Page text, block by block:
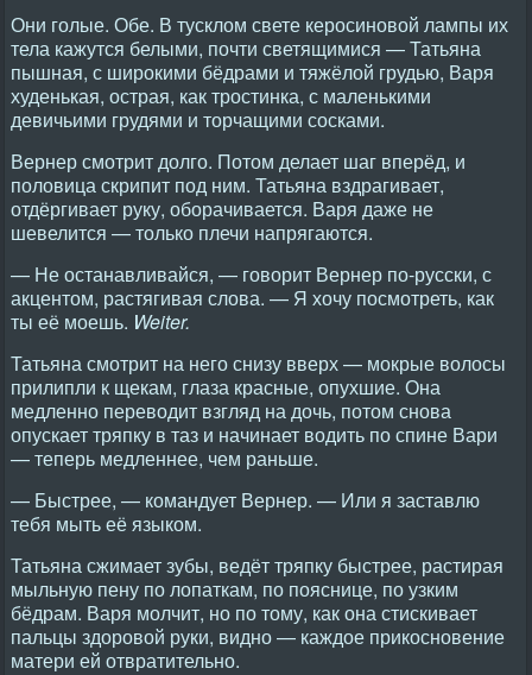
Они голые. Обе. В тусклом свете керосиновой лампы их
тела кажутся белыми, почти светящимися — Татьяна
пышная, с широкими бёдрами и тяжёлой грудью, Варя
худенькая, острая, как тростинка, с маленькими
девичьими грудями и торчащими сосками.
Вернер смотрит долго. Потом делает шаг вперёд, и
половица скрипит под ним. Татьяна вздрагивает,
отдёргивает руку, оборачивается. Варя даже не
шевелится — только плечи напрягаются.
— Не останавливайся, — говорит Вернер по-русски, с
акцентом, растягивая слова. — Я хочу посмотреть, как
ты её моешь. Weiter.
Татьяна смотрит на него снизу вверх — мокрые волосы
прилипли к щекам, глаза красные, опухшие. Она
медленно переводит взгляд на дочь, потом снова
опускает тряпку в таз и начинает водить по спине Вари
— теперь медленнее, чем раньше.
— Быстрее, — командует Вернер. — Или я заставлю
тебя мыть её языком.
Татьяна сжимает зубы, ведёт тряпку быстрее, растирая
мыльную пену по лопаткам, по пояснице, по узким
бёдрам. Варя молчит, но по тому, как она стискивает
пальцы здоровой руки, видно — каждое прикосновение
матери ей отвратительно.